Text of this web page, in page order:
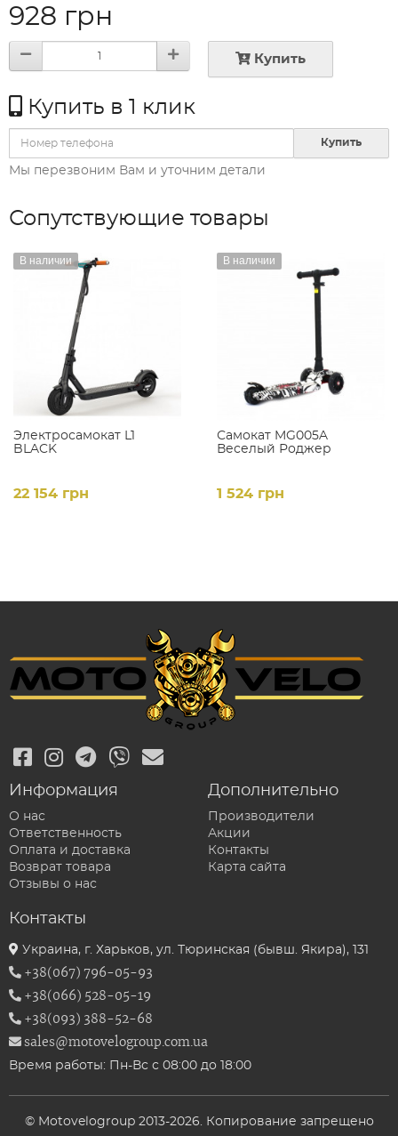
928 грн
Купить
Купить в 1 клик
Купить
Мы перезвоним Вам и уточним детали
Сопутствующие товары
Электросамокат L1
BLACK
В наличии
22 154 грн
Самокат MG005A
Веселый Роджер
В наличии
1 524 грн
Информация
О нас
Ответственность
Оплата и доставка
Возврат товара
Отзывы о нас
Дополнительно
Производители
Акции
Контакты
Карта сайта
Контакты
Украина, г. Харьков, ул. Тюринская (бывш. Якира), 131
+38(067) 796-05-93
+38(066) 528-05-19
+38(093) 388-52-68
sales@motovelogroup.com.ua
Время работы: Пн-Вс с 08:00 до 18:00
© Motovelogroup 2013-2026. Копирование запрещено